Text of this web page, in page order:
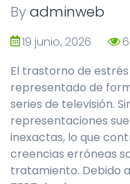
Byadminweb
19 junio, 2026
El trastorno de
representado de
series de televisión.
representaciones
inexactas, lo que
creencias erróneas
tratamiento. Debido